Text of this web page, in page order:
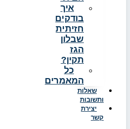
איך
בודקים
חזיתית
שבלון
הגז
תקין?
כל
המאמרים
שאלות
ותשובות
יצירת
קשר